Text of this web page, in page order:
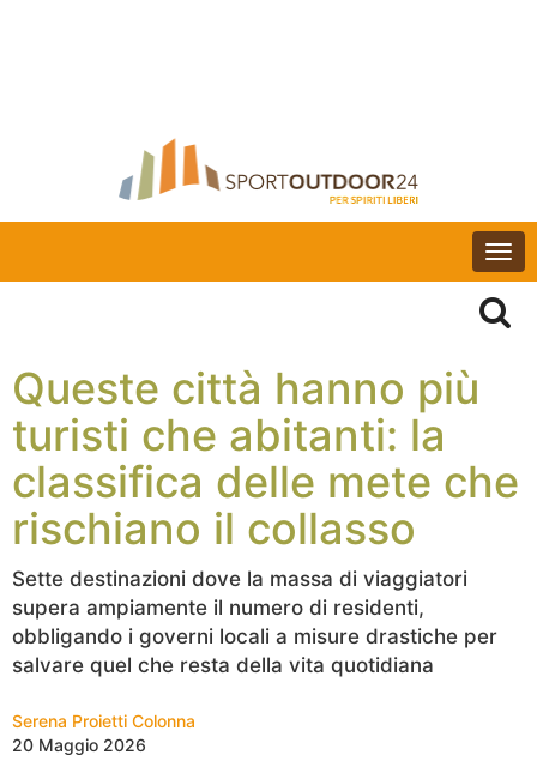
Queste città hanno più
turisti che abitanti: la
classifica delle mete che
rischiano il collasso
Sette destinazioni dove la massa di viaggiatori
supera ampiamente il numero di residenti,
obbligando i governi locali a misure drastiche per
salvare quel che resta della vita quotidiana
Serena Proietti Colonna
20 Maggio 2026